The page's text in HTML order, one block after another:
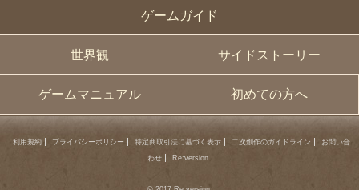
ゲームガイド
世界観 サイドストーリー
ゲームマニュアル 初めての方へ
利用規約 プライバシーポリシー 特定商取引法に基づく表示 二次創作のガイドライン
お問い合
わせ
Re:version